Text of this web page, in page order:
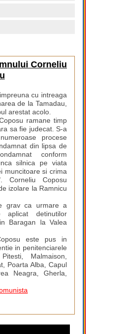
Corneliu
cu intreaga
de la Tamadau,
arestat acolo.
ramane timp
sa fie judecat. S-a
procese
din lipsa de
conform
silnica pe viata
muncitoare si crima
Corneliu Coposu
izolare la Ramnicu
grav ca urmare a
aplicat detinutilor
Baragan la Valea
este pus in
in penitenciarele
Malmaison,
Poarta Alba, Capul
Neagra, Gherla,